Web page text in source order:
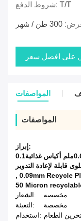
شروط الدفع: T/T
300 طن / شهر
على افضل سعر
المواصفات
المواصفات
إبراز:
0.1ملم أكياس غذائية بلاستيكية معاد تدويرها,0.09ملم أكياس غذائية
, 0.09mm Recycle
50 Micron
الشعار:
مخصصة
التعبئة:
مخصصة
استخدام: الطعام